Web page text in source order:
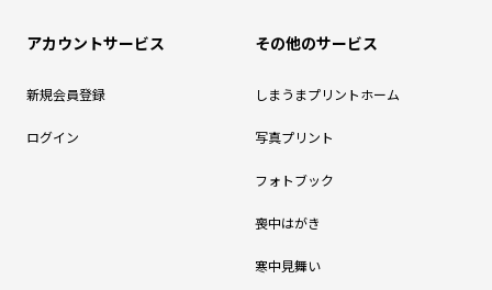
アカウントサービス
新規会員登録
ログイン
その他のサービス
しまうまプリントホーム
写真プリント
フォトブック
喪中はがき
寒中見舞い